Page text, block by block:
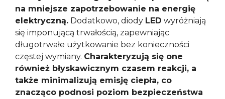
na mniejsze zapotrzebowanie na energię
elektryczną. Dodatkowo, diody LED wyróżniają
się imponującą trwałością, zapewniając
długotrwałe użytkowanie bez konieczności
częstej wymiany. Charakteryzują się one
również błyskawicznym czasem reakcji, a
także minimalizują emisję ciepła, co
znacząco podnosi poziom bezpieczeństwa